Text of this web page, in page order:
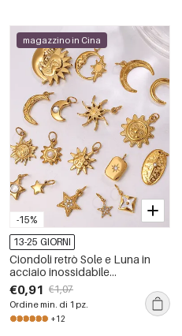
-15%
magazzino in Cina
13-25 GIORNI
Ciondoli retrò Sole e Luna in
acciaio inossidabile
impermeabili color oro
€0,91 €1,07
Ordine min. di 1 pz.
+12